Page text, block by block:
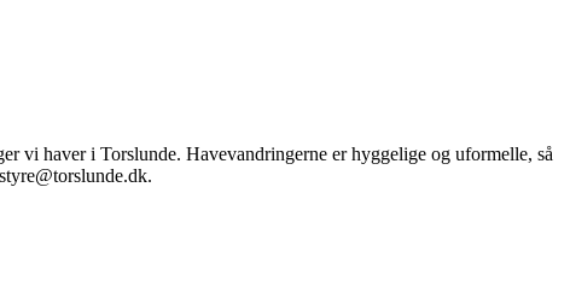
vi haver i Torslunde. Havevandringerne er hyggelige og uformelle, så